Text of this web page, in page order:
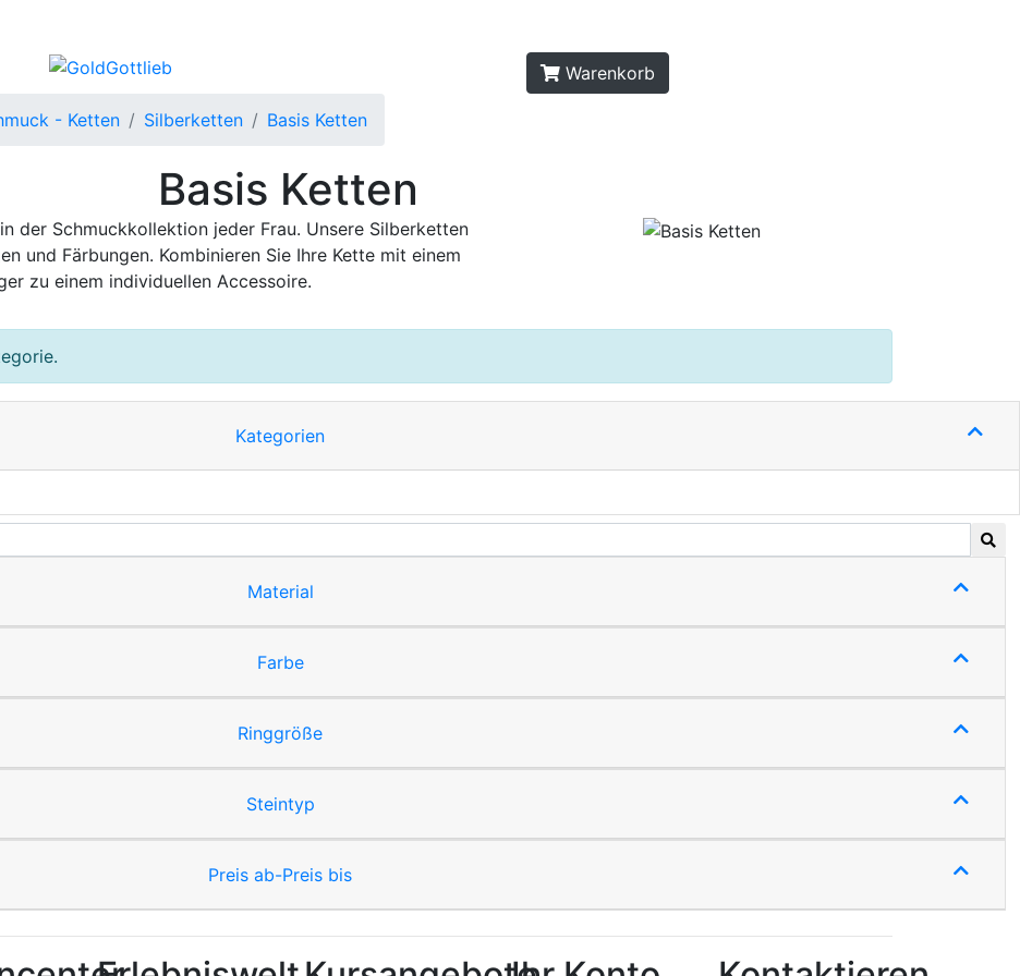
Warenkorb
- Ketten Silberketten Basis Ketten
Basis Ketten
der Schmuckkollektion jeder Frau. Unsere Silberketten
und Färbungen. Kombinieren Sie Ihre Kette mit einem
zu einem individuellen Accessoire.
Kategorien
Material
Farbe
Ringgröße
Steintyp
Preis ab-Preis bis